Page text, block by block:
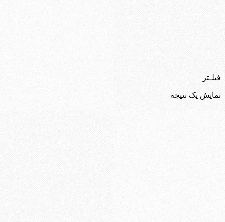
فیلـتر
نمایش یک نتیجه